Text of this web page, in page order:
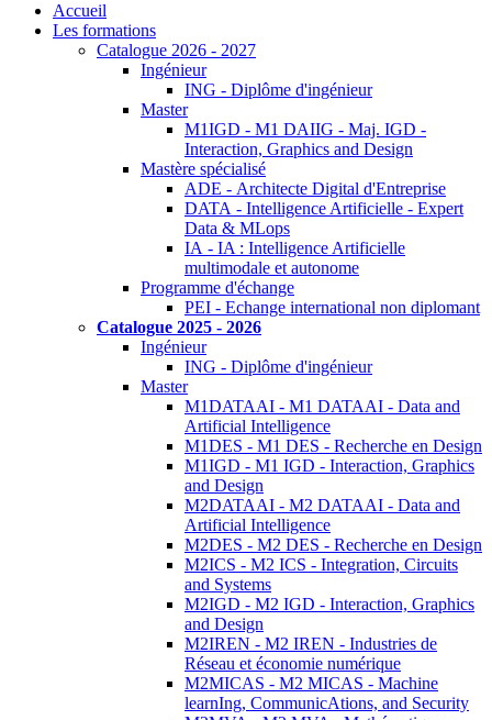
Accueil
Les formations
Catalogue 2026 - 2027
Ingénieur
ING - Diplôme d'ingénieur
Master
M1IGD - M1 DAIIG - Maj. IGD -
Interaction, Graphics and Design
Mastère spécialisé
ADE - Architecte Digital d'Entreprise
DATA - Intelligence Artificielle - Expert
Data & MLops
IA - IA : Intelligence Artificielle
multimodale et autonome
Programme d'échange
PEI - Echange international non diplomant
Catalogue 2025 - 2026
Ingénieur
ING - Diplôme d'ingénieur
Master
M1DATAAI - M1 DATAAI - Data and
Artificial Intelligence
M1DES - M1 DES - Recherche en Design
M1IGD - M1 IGD - Interaction, Graphics
and Design
M2DATAAI - M2 DATAAI - Data and
Artificial Intelligence
M2DES - M2 DES - Recherche en Design
M2ICS - M2 ICS - Integration, Circuits
and Systems
M2IGD - M2 IGD - Interaction, Graphics
and Design
M2IREN - M2 IREN - Industries de
Réseau et économie numérique
M2MICAS - M2 MICAS - Machine
learnIng, CommunicAtions, and Security